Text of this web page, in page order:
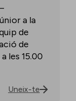
a la
de
de
les 15.00
Uneix-te